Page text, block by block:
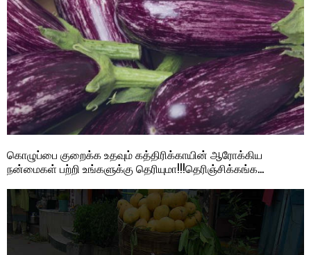
கொழுப்பை குறைக்க உதவும் கத்திரிக்காயின் ஆரோக்கிய
நன்மைகள் பற்றி உங்களுக்கு தெரியுமா!!!தெரிஞ்சிக்கங்க…